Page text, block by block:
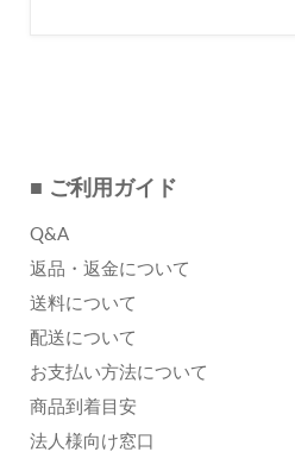
■ ご利用ガイド
Q&A
返品・返金について
送料について
配送について
お支払い方法について
商品到着目安
法人様向け窓口